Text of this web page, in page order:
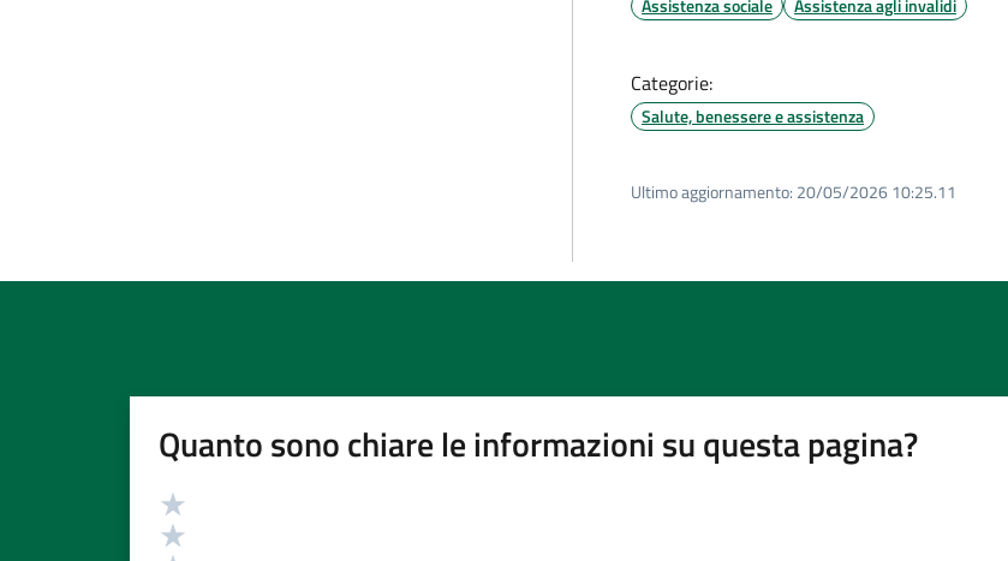
Assistenza sociale Assistenza agli invalidi
Categorie:
Salute, benessere e assistenza
Ultimo aggiornamento: 20/05/2026 10:25.11
Quanto sono chiare le informazioni su questa pagina?
Valutazione